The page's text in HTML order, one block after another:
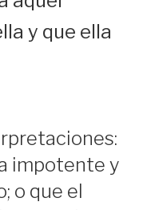
y que ella
impotente y
o que el